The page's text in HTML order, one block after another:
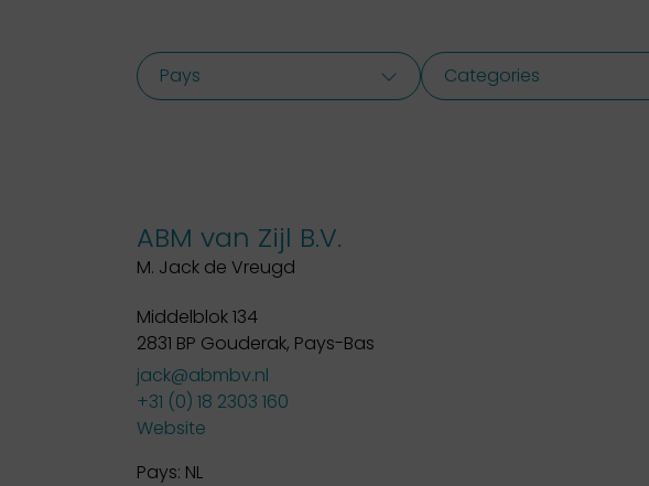
Pays Categories
ABM van Zijl B.V.
M. Jack de Vreugd
Middelblok 134
2831 BP Gouderak, Pays-Bas
jack@abmbv.nl
+31 (0) 18 2303 160
Website
Pays: NL